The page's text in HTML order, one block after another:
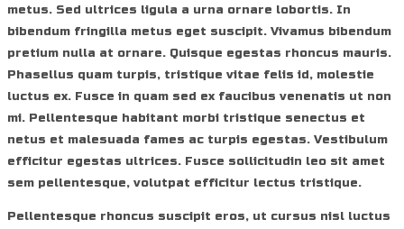
metus. Sed ultrices ligula a urna ornare lobortis. In
bibendum fringilla metus eget suscipit. Vivamus bibendum
pretium nulla at ornare. Quisque egestas rhoncus mauris.
Phasellus quam turpis, tristique vitae felis id, molestie
luctus ex. Fusce in quam sed ex faucibus venenatis ut non
mi. Pellentesque habitant morbi tristique senectus et
netus et malesuada fames ac turpis egestas. Vestibulum
efficitur egestas ultrices. Fusce sollicitudin leo sit amet
sem pellentesque, volutpat efficitur lectus tristique.
Pellentesque rhoncus suscipit eros, ut cursus nisl luctus